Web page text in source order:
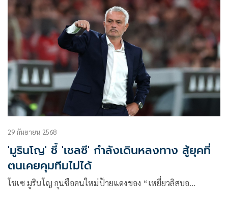
29 กันยายน 2568
'มูรินโญ' ชี้ 'เชลซี' กำลังเดินหลงทาง สู้ยุคที่
ตนเคยคุมทีมไม่ได้
โชเซ มูรินโญ กุนซือคนใหม่ป้ายแดงของ “เหยี่ยวลิสบอ…